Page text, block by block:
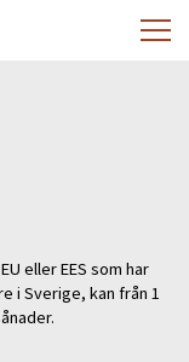
eller EES som har
i Sverige, kan från 1